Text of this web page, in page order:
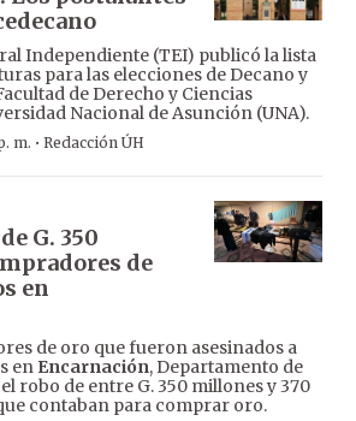
Independiente (TEI) publicó la lista
para las elecciones de Decano y
de Derecho y Ciencias
Nacional de Asunción (UNA).
m. · Redacción ÚH
G. 350
de
en
de oro que fueron asesinados a
en Encarnación, Departamento de
robo de entre G. 350 millones y 370
contaban para comprar oro.